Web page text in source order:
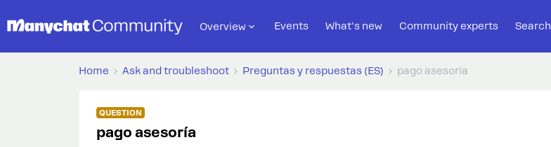
Overview Events What's new Community experts Search
Home Ask and troubleshoot Preguntas y respuestas (ES) pago asesoría
QUESTION
pago asesoría